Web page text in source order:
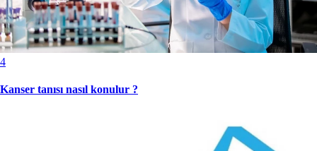
4
Kanser tanısı nasıl konulur ?